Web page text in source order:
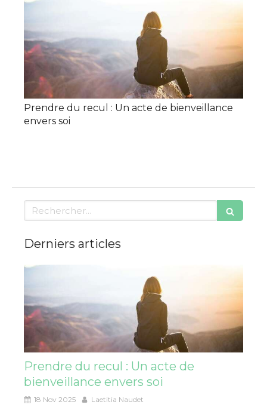
Prendre du recul : Un acte de bienveillance
envers soi
Rechercher
Derniers articles
Prendre du recul : Un acte de
bienveillance envers soi
18 Nov 2025 Laetitia Naudet